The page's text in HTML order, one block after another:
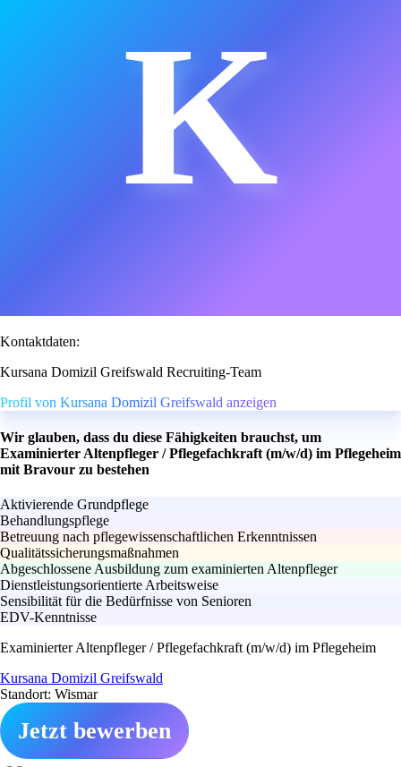
K
Kontaktdaten:
Kursana Domizil Greifswald Recruiting-Team
Profil von Kursana Domizil Greifswald anzeigen
Wir glauben, dass du diese Fähigkeiten brauchst, um
Examinierter Altenpfleger / Pflegefachkraft (m/w/d) im Pflegeheim
mit Bravour zu bestehen
Aktivierende Grundpflege
Behandlungspflege
Betreuung nach pflegewissenschaftlichen Erkenntnissen
Qualitätssicherungsmaßnahmen
Abgeschlossene Ausbildung zum examinierten Altenpfleger
Dienstleistungsorientierte Arbeitsweise
Sensibilität für die Bedürfnisse von Senioren
EDV-Kenntnisse
Examinierter Altenpfleger / Pflegefachkraft (m/w/d) im Pflegeheim
Kursana Domizil Greifswald
Standort: Wismar
Jetzt bewerben